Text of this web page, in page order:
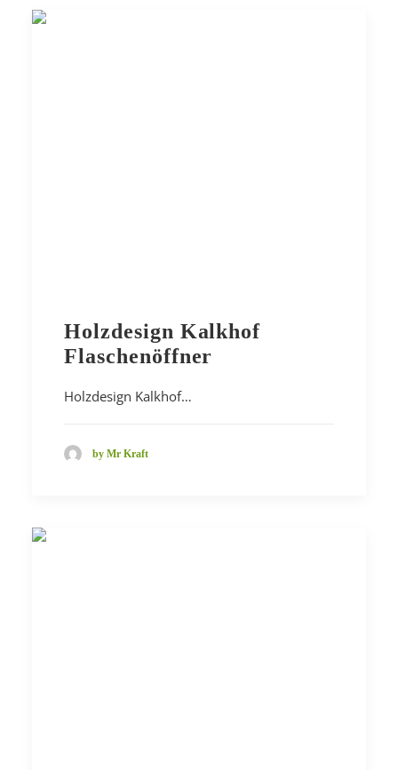
Holzdesign Kalkhof
Flaschenöffner
Holzdesign Kalkhof…
by Mr Kraft